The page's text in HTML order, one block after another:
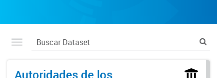
Autoridades de los